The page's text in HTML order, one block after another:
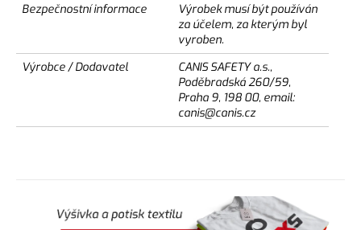
Bezpečnostní informace
Výrobek musí být používán
za účelem, za kterým byl
vyroben.
Výrobce / Dodavatel
CANIS SAFETY a.s.,
Poděbradská 260/59,
Praha 9, 198 00, email:
canis@canis.cz